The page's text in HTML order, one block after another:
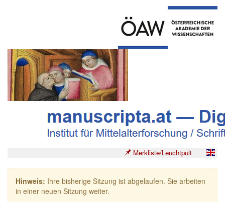
Merkliste/Leuchtpult
Hinweis: Ihre bisherige Sitzung ist abgelaufen. Sie arbeiten
in einer neuen Sitzung weiter.